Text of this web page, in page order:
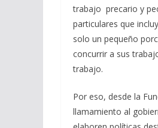
trabajo precario y
particulares que
solo un pequeño
concurrir a sus
trabajo.
Por eso, desde la
llamamiento al